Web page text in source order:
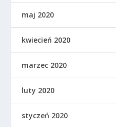
maj 2020
kwiecień 2020
marzec 2020
luty 2020
styczeń 2020